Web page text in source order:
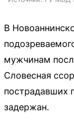
В
мужчинам
Словесная
пострадавших
задержан.